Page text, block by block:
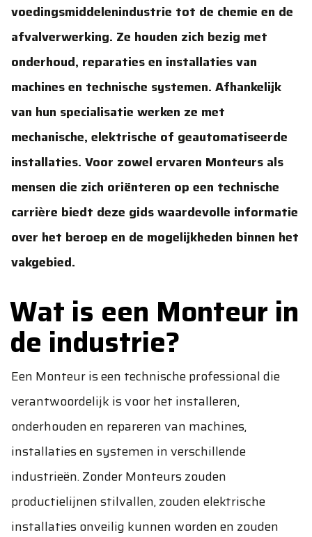
voedingsmiddelenindustrie tot de chemie en de
afvalverwerking. Ze houden zich bezig met
onderhoud, reparaties en installaties van
machines en technische systemen. Afhankelijk
van hun specialisatie werken ze met
mechanische, elektrische of geautomatiseerde
installaties. Voor zowel ervaren Monteurs als
mensen die zich oriënteren op een technische
carrière biedt deze gids waardevolle informatie
over het beroep en de mogelijkheden binnen het
vakgebied.
Wat is een Monteur in
de industrie?
Een Monteur is een technische professional die
verantwoordelijk is voor het installeren,
onderhouden en repareren van machines,
installaties en systemen in verschillende
industrieën. Zonder Monteurs zouden
productielijnen stilvallen, zouden elektrische
installaties onveilig kunnen worden en zouden